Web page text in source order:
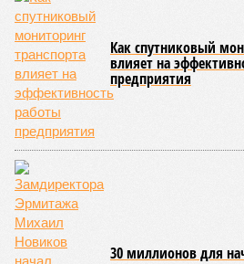
Как спутниковый
влияет на
предприятия
30 миллионов для